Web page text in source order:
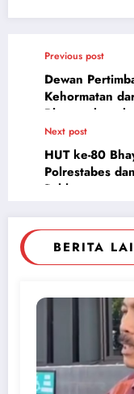
Previous post
Dewan
Kehormatan
Bhayangkara
Next post
HUT ke-80
Polrestabes
Pahlawan
BERITA